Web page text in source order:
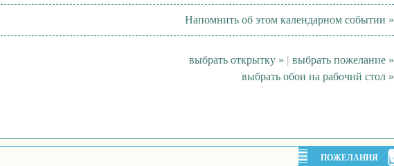
Напомнить об этом календарном событии »
выбрать открытку » | выбрать пожелание »
выбрать обои на рабочий стол »
ПОЖЕЛАНИЯ